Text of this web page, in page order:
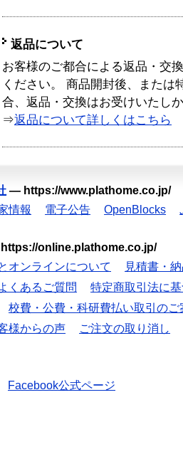
返品について
お客様のご都合による返品・交
ください。 商品開封後、または
合、返品・交換はお受けいたし
⇒返品について詳しくはこちら
— https://www.plathome.co.jp/
情報 電子公告 OpenBlocks
https://online.plathome.co.jp/
オンラインについて
見積書・
くあるご質問
特定商取引法に
校費・公費・科研費払い取引のご
様からの声 ご注文の取り消し
Facebook公式ページ